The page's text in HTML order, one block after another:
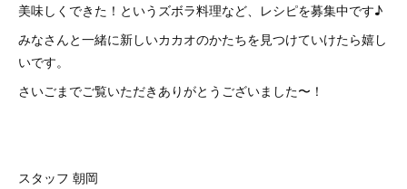
美味しくできた！というズボラ料理など、レシピを募集中です♪
みなさんと一緒に新しいカカオのかたちを見つけていけたら嬉し
いです。
さいごまでご覧いただきありがとうございました〜！
スタッフ 朝岡